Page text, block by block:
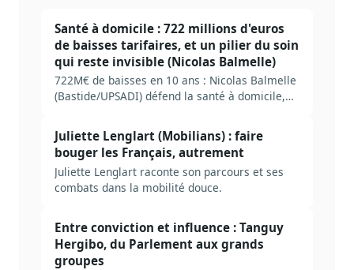
Santé à domicile : 722 millions d'euros
de baisses tarifaires, et un pilier du soin
qui reste invisible (Nicolas Balmelle)
722M€ de baisses en 10 ans : Nicolas Balmelle
(Bastide/UPSADI) défend la santé à domicile,
Juliette Lenglart (Mobilians) : faire
bouger les Français, autrement
Juliette Lenglart raconte son parcours et ses
combats dans la mobilité douce.
Entre conviction et influence : Tanguy
Hergibo, du Parlement aux grands
groupes